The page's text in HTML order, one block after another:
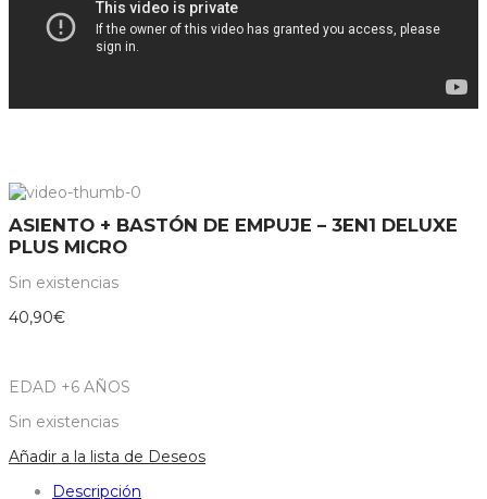
ASIENTO + BASTÓN DE EMPUJE – 3EN1 DELUXE
PLUS MICRO
Sin existencias
40,90€
EDAD +6 AÑOS
Sin existencias
Añadir a la lista de Deseos
Descripción